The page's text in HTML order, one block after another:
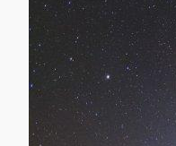
navegación